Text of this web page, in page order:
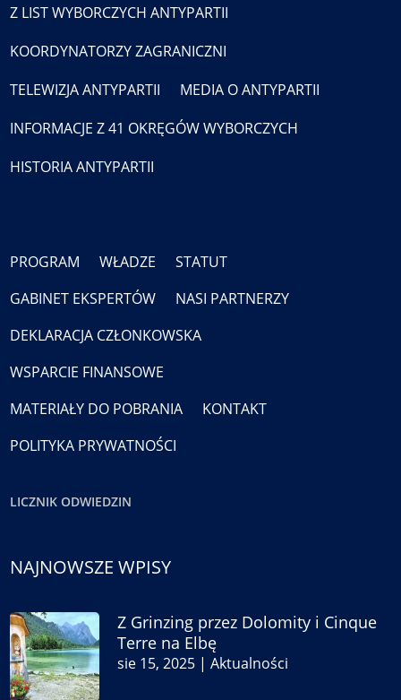
Z LIST WYBORCZYCH ANTYPARTII
KOORDYNATORZY ZAGRANICZNI
TELEWIZJA ANTYPARTII
MEDIA O ANTYPARTII
INFORMACJE Z 41 OKRĘGÓW WYBORCZYCH
HISTORIA ANTYPARTII
PROGRAM WŁADZE
STATUT
GABINET EKSPERTÓW
NASI PARTNERZY
DEKLARACJA CZŁONKOWSKA
WSPARCIE FINANSOWE
MATERIAŁY DO POBRANIA
KONTAKT
POLITYKA PRYWATNOŚCI
LICZNIK ODWIEDZIN
NAJNOWSZE WPISY
Z Grinzing przez Dolomity i Cinque
Terre na Elbę
sie 15, 2025 |Aktualności